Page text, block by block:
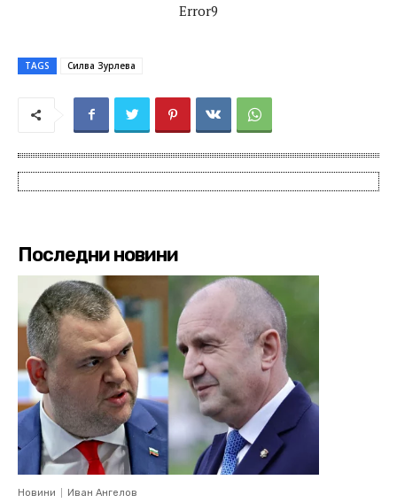
Error9
TAGS Силва Зурлева
Последни новини
Новини Иван Ангелов